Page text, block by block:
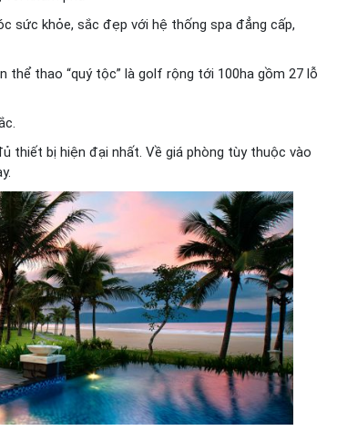
sức khỏe, sắc đẹp với hệ thống spa đẳng cấp,
thể thao “quý tộc” là golf rộng tới 100ha gồm 27 lỗ
thiết bị hiện đại nhất. Về giá phòng tùy thuộc vào